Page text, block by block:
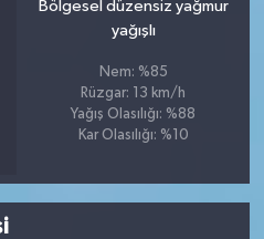
Bölgesel düzensiz yağmur
yağışlı
Nem: %85
Rüzgar: 13 km/h
Yağış Olasılığı: %88
Kar Olasılığı: %10